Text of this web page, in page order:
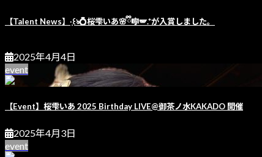
【Talent News】·̩͙꒰ঌ💍桜雫いあ🌸ྀི🎼🪽.*が入賞しました。
2025年4月4日
event
【Event】桜雫いあ 2025 Birthday LIVE@御茶ノ水KAKADO 開催
2025年4月3日
event